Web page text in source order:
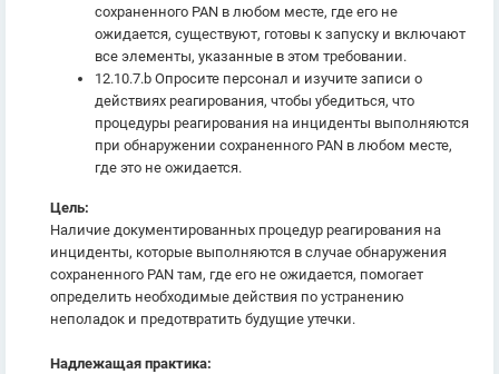
сохраненного PAN в любом месте, где его не
ожидается, существуют, готовы к запуску и включают
все элементы, указанные в этом требовании.
12.10.7.b Опросите персонал и изучите записи о
действиях реагирования, чтобы убедиться, что
процедуры реагирования на инциденты выполняются
при обнаружении сохраненного PAN в любом месте,
где это не ожидается.
Цель:
Наличие документированных процедур реагирования на
инциденты, которые выполняются в случае обнаружения
сохраненного PAN там, где его не ожидается, помогает
определить необходимые действия по устранению
неполадок и предотвратить будущие утечки.
Надлежащая практика: